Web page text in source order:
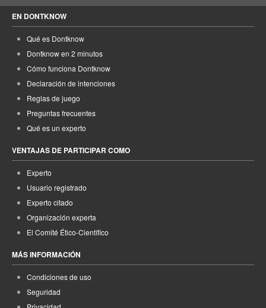
EN DONTKNOW
Qué es Dontknow
Dontknow en 2 minutos
Cómo funciona Dontknow
Declaración de intenciones
Reglas de juego
Preguntas frecuentes
Qué es un experto
VENTAJAS DE PARTICIPAR COMO
Experto
Usuario registrado
Experto citado
Organización experta
El Comité Ético-Científico
MÁS INFORMACIÓN
Condiciones de uso
Seguridad